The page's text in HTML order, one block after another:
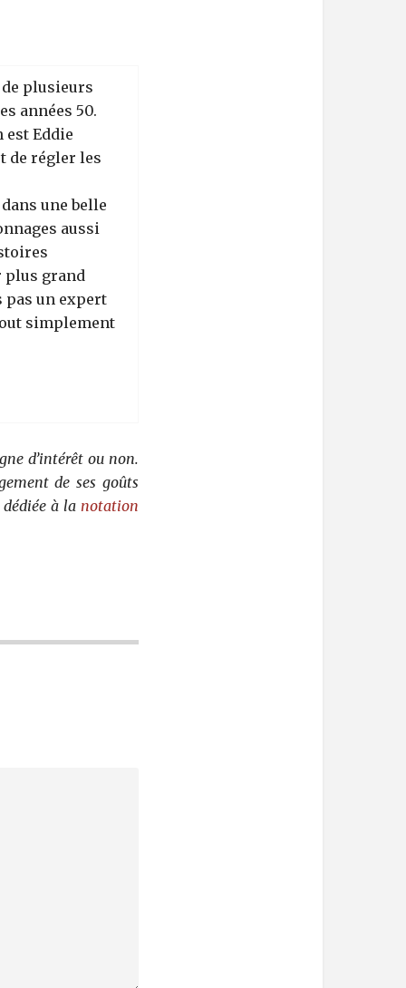
plusieurs
années 50.
Eddie
de régler les
une belle
aussi
plus grand
pas un expert
simplement
d’intérêt ou non.
de ses goûts
à la notation